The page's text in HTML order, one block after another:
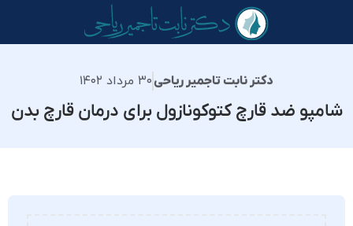
دکتر نابت تاجمیر ریاحی۳۰ مرداد ۱۴۰۲
شامپو ضد قارچ کتوکونازول برای درمان قارچ بدن